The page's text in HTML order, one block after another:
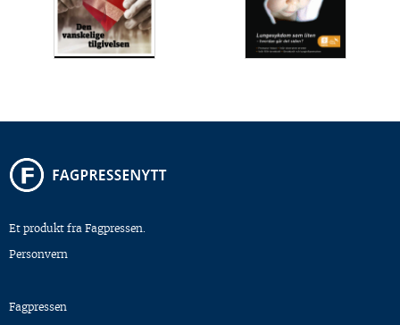
Et produkt fra Fagpressen.
Personvern
Fagpressen